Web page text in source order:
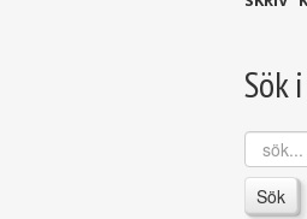
Sök
sök...
Sök